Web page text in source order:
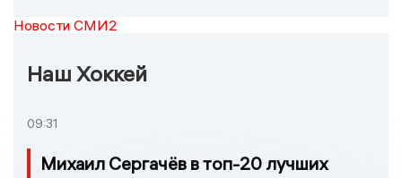
Новости СМИ2
Наш Хоккей
09:31
Михаил Сергачёв в топ-20 лучших